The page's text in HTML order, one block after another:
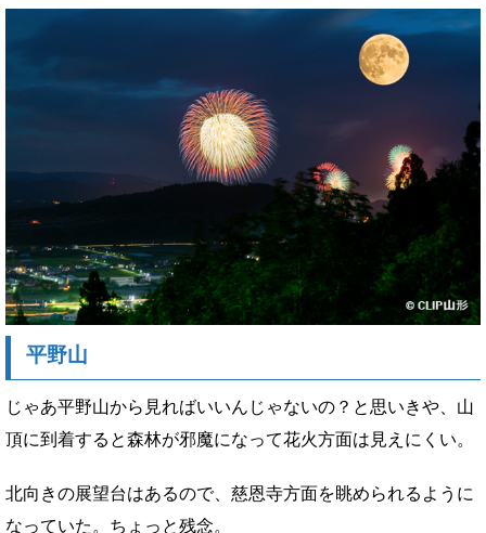
平野山
じゃあ平野山から見ればいいんじゃないの？と思いきや、山
頂に到着すると森林が邪魔になって花火方面は見えにくい。
北向きの展望台はあるので、慈恩寺方面を眺められるように
なっていた。ちょっと残念。